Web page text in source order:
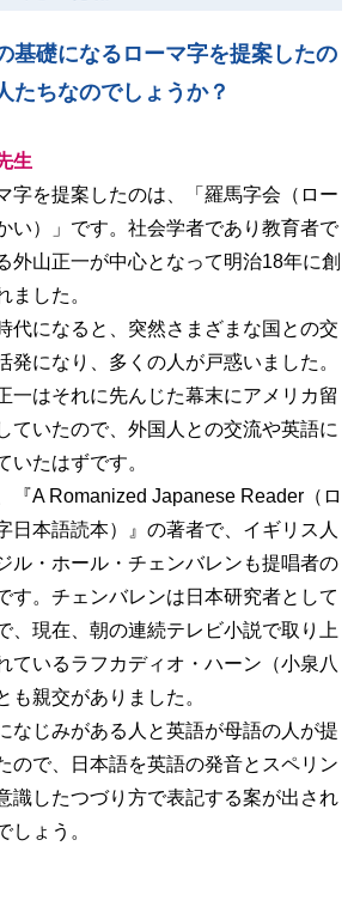
基礎になるローマ字を提案したの
たちなのでしょうか？
生
字を提案したのは、「羅馬字会（ロー
い）」です。社会学者であり教育者で
外山正一が中心となって明治18年に創
ました。
代になると、突然さまざまな国との交
発になり、多くの人が戸惑いました。
一はそれに先んじた幕末にアメリカ留
ていたので、外国人との交流や英語に
いたはずです。
『A Romanized Japanese Reader（ロ
日本語読本）』の著者で、イギリス人
ル・ホール・チェンバレンも提唱者の
す。チェンバレンは日本研究者として
、現在、朝の連続テレビ小説で取り上
ているラフカディオ・ハーン（小泉八
も親交がありました。
なじみがある人と英語が母語の人が提
ので、日本語を英語の発音とスペリン
識したつづり方で表記する案が出され
しょう。